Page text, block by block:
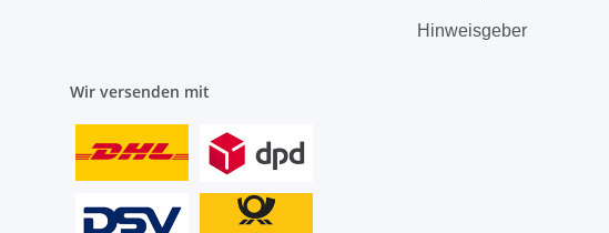
Hinweisgeber
Wir versenden mit